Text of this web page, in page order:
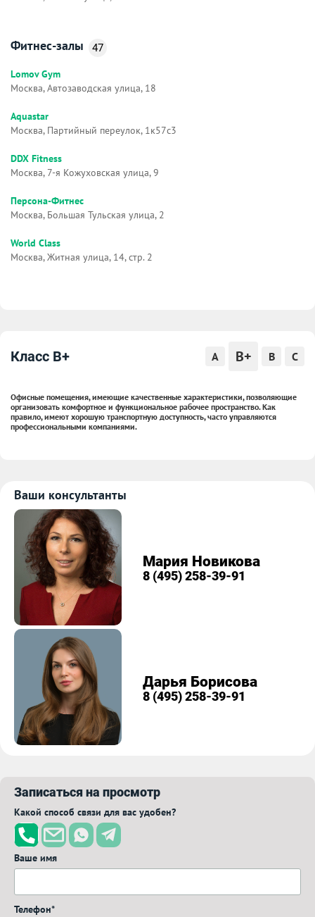
Фитнес-залы 47
Lomov Gym
Москва, Автозаводская улица, 18
Aquastar
Москва, Партийный переулок, 1к57с3
DDX Fitness
Москва, 7-я Кожуховская улица, 9
Персона-Фитнес
Москва, Большая Тульская улица, 2
World Class
Москва, Житная улица, 14, стр. 2
Класс B+ A B+ B C
Офисные помещения, имеющие качественные характеристики, позволяющие
организовать комфортное и функциональное рабочее пространство. Как
правило, имеют хорошую транспортную доступность, часто управляются
профессиональными компаниями.
Ваши консультанты
Мария Новикова
8 (495) 258-39-91
Дарья Борисова
8 (495) 258-39-91
Записаться на просмотр
Какой способ связи для вас удобен?
Ваше имя
Телефон*